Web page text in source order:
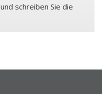
und schreiben Sie die